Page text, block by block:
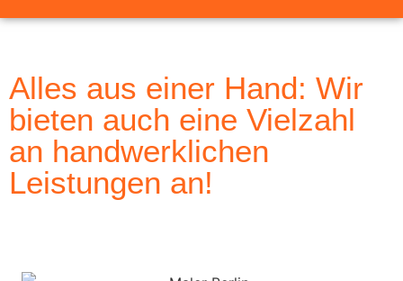
Alles aus einer Hand: Wir
bieten auch eine Vielzahl
an handwerklichen
Leistungen an!